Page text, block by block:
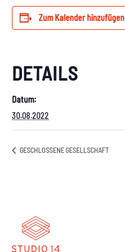
Zum Kalender hinzufügen
DETAILS
Datum:
30.08.2022
GESCHLOSSENE GESELLSCHAFT